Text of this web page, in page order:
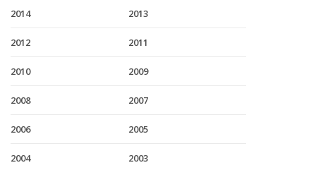
2014 2013
2012 2011
2010 2009
2008 2007
2006 2005
2004 2003